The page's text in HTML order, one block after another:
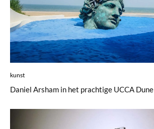
kunst
Daniel Arsham in het prachtige UCCA Dune